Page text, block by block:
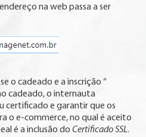
na web passa a ser
o cadeado e a inscrição “
cadeado, o internauta
certificado e garantir que os
o e-commerce, no qual é aceito
é a inclusão do Certificado SSL.